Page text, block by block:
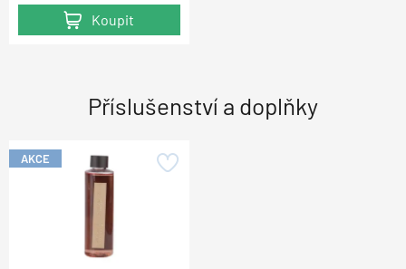
Koupit
Příslušenství a doplňky
AKCE